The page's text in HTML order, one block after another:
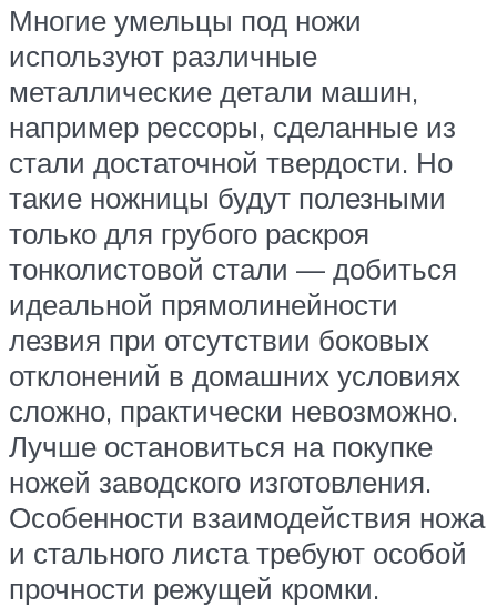
Многие умельцы под ножи
используют различные
металлические детали машин,
например рессоры, сделанные из
стали достаточной твердости. Но
такие ножницы будут полезными
только для грубого раскроя
тонколистовой стали — добиться
идеальной прямолинейности
лезвия при отсутствии боковых
отклонений в домашних условиях
сложно, практически невозможно.
Лучше остановиться на покупке
ножей заводского изготовления.
Особенности взаимодействия ножа
и стального листа требуют особой
прочности режущей кромки.